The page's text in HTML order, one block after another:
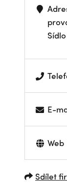
E-
Web
Sdílet